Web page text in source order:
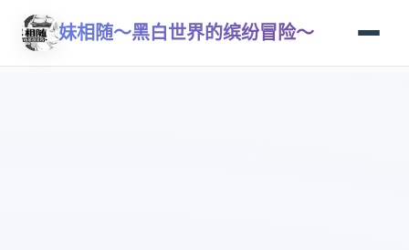
妹相随～黑白世界的缤纷冒险～